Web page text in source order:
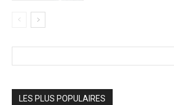
LES PLUS POPULAIRES